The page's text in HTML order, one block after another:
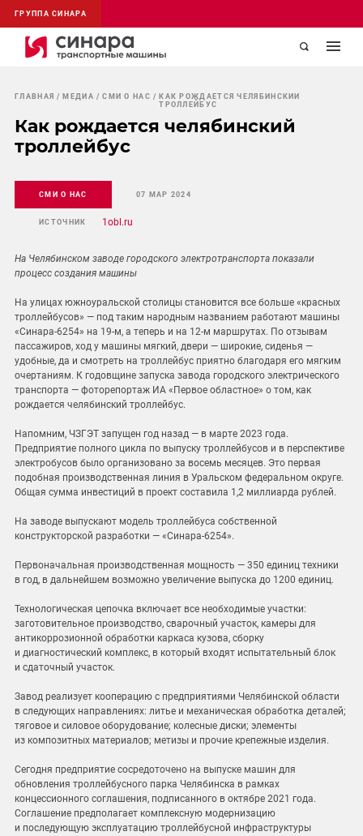
ГРУППА СИНАРА
ГЛАВНАЯ МЕДИА СМИ О НАС
КАК РОЖДАЕТСЯ ЧЕЛЯБИНСКИЙ
ТРОЛЛЕЙБУС
Как рождается челябинский
троллейбус
СМИ О НАС 07 МАР 2024
ИСТОЧНИК 1obl.ru
На Челябинском заводе городского электротранспорта показали
процесс создания машины
На улицах южноуральской столицы становится все больше «красных
троллейбусов» — под таким народным названием работают машины
«Синара-6254» на 19‑м, а теперь и на 12‑м маршрутах. По отзывам
пассажиров, ход у машины мягкий, двери — широкие, сиденья —
удобные, да и смотреть на троллейбус приятно благодаря его мягким
очертаниям. К годовщине запуска завода городского электрического
транспорта — фоторепортаж ИА «Первое областное» о том, как
рождается челябинский троллейбус.
Напомним, ЧЗГЭТ запущен год назад — в марте 2023 года.
Предприятие полного цикла по выпуску троллейбусов и в перспективе
электробусов было организовано за восемь месяцев. Это первая
подобная производственная линия в Уральском федеральном округе.
Общая сумма инвестиций в проект составила 1,2 миллиарда рублей.
На заводе выпускают модель троллейбуса собственной
конструкторской разработки — «Синара‑6254».
Первоначальная производственная мощность — 350 единиц техники
в год, в дальнейшем возможно увеличение выпуска до 1200 единиц.
Технологическая цепочка включает все необходимые участки:
заготовительное производство, сварочный участок, камеры для
антикоррозионной обработки каркаса кузова, сборку
и диагностический комплекс, в который входят испытательный блок
и сдаточный участок.
Завод реализует кооперацию с предприятиями Челябинской области
в следующих направлениях: литье и механическая обработка деталей;
тяговое и силовое оборудование; колесные диски; элементы
из композитных материалов; метизы и прочие крепежные изделия.
Сегодня предприятие сосредоточено на выпуске машин для
обновления троллейбусного парка Челябинска в рамках
концессионного соглашения, подписанного в октябре 2021 года.
Соглашение предполагает комплексную модернизацию
и последующую эксплуатацию троллейбусной инфраструктуры